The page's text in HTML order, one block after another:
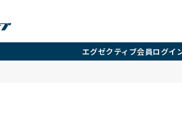
エグゼクティブ会員ログイ